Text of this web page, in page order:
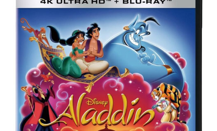
音楽：アラン・メンケン配給：ウォ
ルト・ディズニー・ジャパン公開開
始年＆季節2019実写化映画(C)2019D
isneyEnterprises,Inc.AllRightsReserv
ed.『映画「アラジン」』公式サイト